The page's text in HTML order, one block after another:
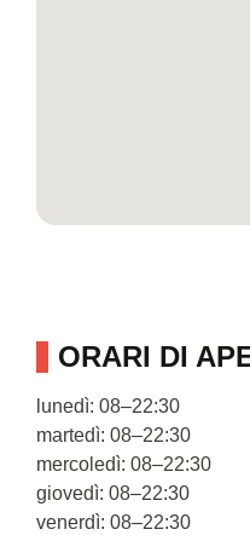
ORARI DI
lunedì: 08–22:30
martedì: 08–22:30
mercoledì: 08–22:30
giovedì: 08–22:30
venerdì: 08–22:30